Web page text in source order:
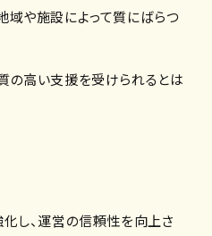
や施設によって質にばらつ
の高い支援を受けられるとは
し、運営の信頼性を向上さ